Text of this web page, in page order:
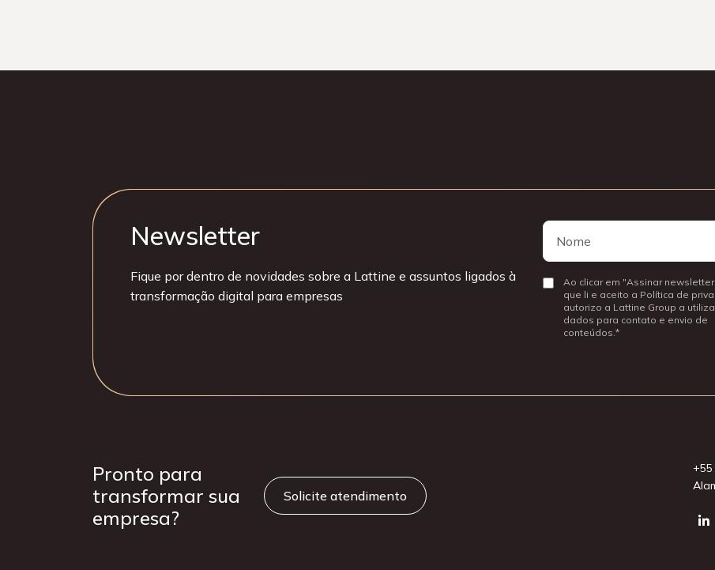
Newsletter
Fique por dentro de novidades sobre a Lattine e assuntos ligados à
transformação digital para empresas
Nome
ConsentirAo clicar em "Assinar
que li e aceito a Política de
autorizo a Lattine Group a
dados para contato e envio de
conteúdos.
Pronto para
transformar sua
empresa?
Solicite atendimento
+55